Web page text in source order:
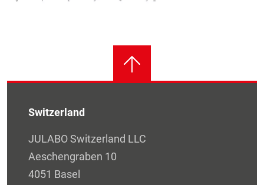
Switzerland
JULABO Switzerland LLC
Aeschengraben 10
4051 Basel